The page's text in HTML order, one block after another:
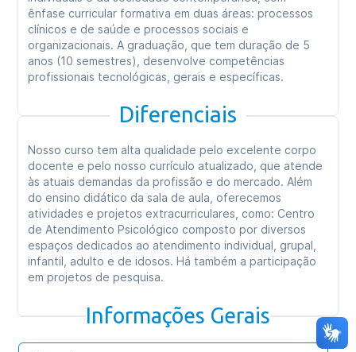
ênfase curricular formativa em duas áreas: processos
clínicos e de saúde e processos sociais e
organizacionais. A graduação, que tem duração de 5
anos (10 semestres), desenvolve competências
profissionais tecnológicas, gerais e específicas.
Diferenciais
Nosso curso tem alta qualidade pelo excelente corpo
docente e pelo nosso currículo atualizado, que atende
às atuais demandas da profissão e do mercado. Além
do ensino didático da sala de aula, oferecemos
atividades e projetos extracurriculares, como: Centro
de Atendimento Psicológico composto por diversos
espaços dedicados ao atendimento individual, grupal,
infantil, adulto e de idosos. Há também a participação
em projetos de pesquisa.
Informações Gerais